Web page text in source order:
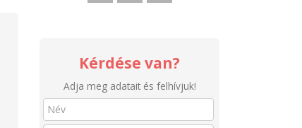
Kérdése van?
Adja meg adatait és felhívjuk!